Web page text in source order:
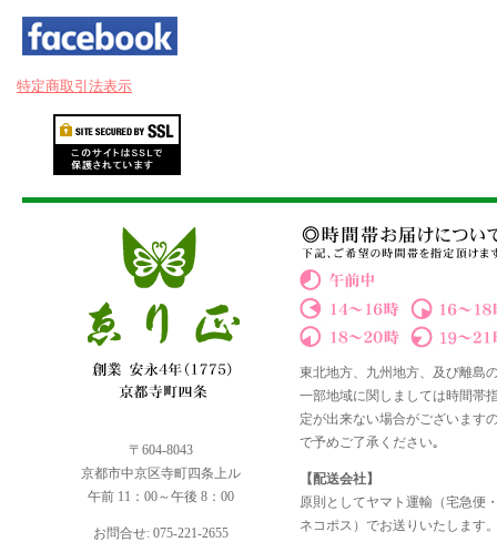
特定商取引法表示
〒604-8043
京都市中京区寺町四条上ル
午前 11：00～午後 8：00
お問合せ: 075-221-2655
東北地方、九州地方、及び離島
一部地域に関しましては時間帯
定が出来ない場合がございます
で予めご了承ください｡
【配送会社】
原則としてヤマト運輸（宅急便
ネコポス）でお送りいたします